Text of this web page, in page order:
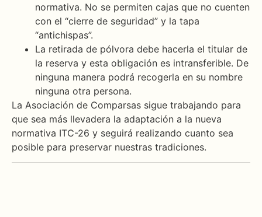
normativa. No se permiten cajas que no cuenten
con el “cierre de seguridad” y la tapa
“antichispas”.
La retirada de pólvora debe hacerla el titular de
la reserva y esta obligación es intransferible. De
ninguna manera podrá recogerla en su nombre
ninguna otra persona.
La Asociación de Comparsas sigue trabajando para
que sea más llevadera la adaptación a la nueva
normativa ITC-26 y seguirá realizando cuanto sea
posible para preservar nuestras tradiciones.